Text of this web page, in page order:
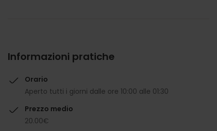
Informazioni pratiche
Orario
Aperto tutti i giorni dalle ore 10:00 alle 01:30
Prezzo medio
20.00€